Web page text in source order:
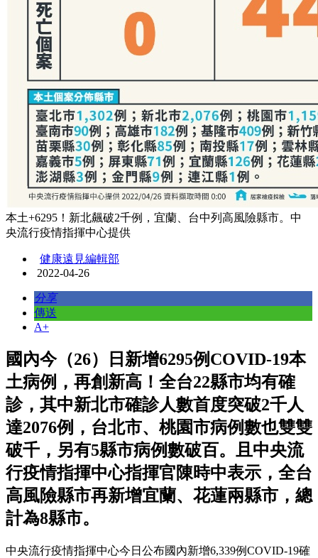
本土+6295！新北飆破2千例，宜蘭、台中列高風險縣市。中
央流行疫情指揮中心提供
健康遠見編輯部
2022-04-26
分享
傳送
A+
國內今（26）日新增6295例COVID-19本
土病例，再創新高！全台22縣市均有確
診，其中新北市確診人數首度突破2千人
達2076例，台北市、桃園市病例數也雙雙
破千，另有5縣市病例數破百。且中央流
行疫情指揮中心指揮官陳時中表示，全台
高風險縣市再新增宜蘭、花蓮兩縣市，總
計為8縣市。
中央流行疫情指揮中心今日公布國內新增6,339例COVID-19確